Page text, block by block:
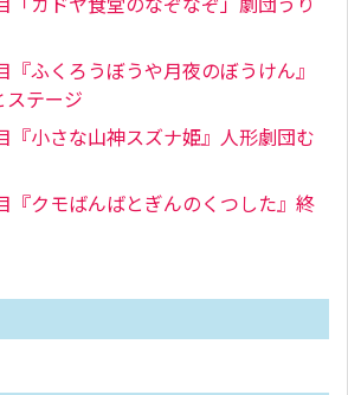
『ふくろうぼうや月夜のぼうけん』
ステージ
『小さな山神スズナ姫』人形劇団む
『クモばんばとぎんのくつした』終